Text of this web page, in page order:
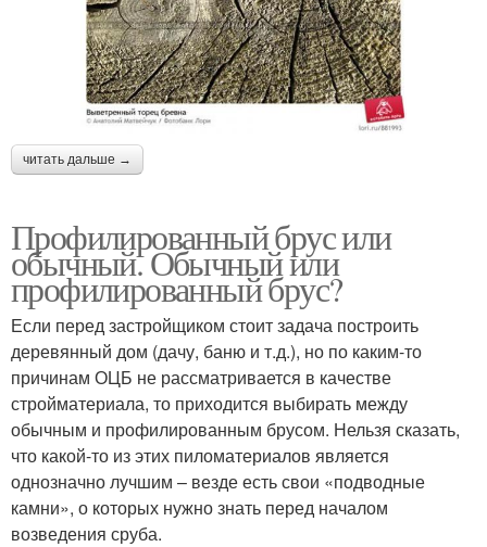
читать дальше →
Профилированный брус или
обычный. Обычный или
профилированный брус?
Если перед застройщиком стоит задача построить
деревянный дом (дачу, баню и т.д.), но по каким-то
причинам ОЦБ не рассматривается в качестве
стройматериала, то приходится выбирать между
обычным и профилированным брусом. Нельзя сказать,
что какой-то из этих пиломатериалов является
однозначно лучшим – везде есть свои «подводные
камни», о которых нужно знать перед началом
возведения сруба.